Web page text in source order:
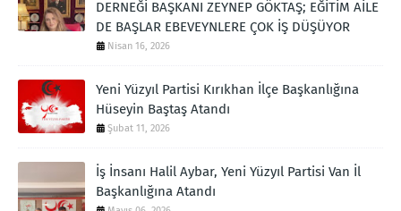
DERNEĞİ BAŞKANI ZEYNEP GÖKTAŞ; EĞİTİM AİLE
DE BAŞLAR EBEVEYNLERE ÇOK İŞ DÜŞÜYOR
Nisan 16, 2026
Yeni Yüzyıl Partisi Kırıkhan İlçe Başkanlığına
Hüseyin Baştaş Atandı
Şubat 11, 2026
İş İnsanı Halil Aybar, Yeni Yüzyıl Partisi Van İl
Başkanlığına Atandı